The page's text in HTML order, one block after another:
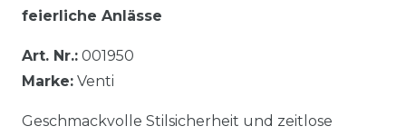
feierliche Anlässe
Art. Nr.: 001950
Marke: Venti
Geschmackvolle Stilsicherheit und zeitlose